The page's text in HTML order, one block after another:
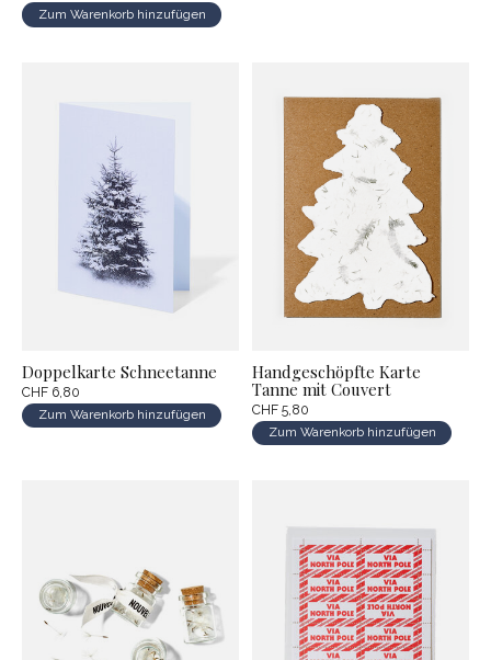
Zum Warenkorb hinzufügen
Doppelkarte Schneetanne
CHF 6,80
Zum Warenkorb hinzufügen
Handgeschöpfte Karte
Tanne mit Couvert
CHF 5,80
Zum Warenkorb hinzufügen